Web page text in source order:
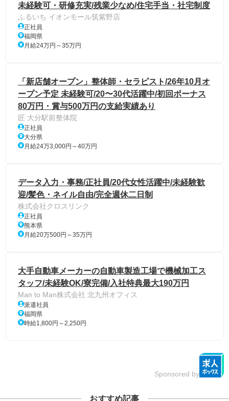
未経験可・研修充実/残業少なめ/住宅手当・社宅制度
ふるいち イオンモール筑紫野店
正社員
福岡県
月給24万円～35万円
「新店舗オープン」整体師・セラピスト/26年10月オ
ープン予定 未経験可/20〜30代活躍中/初回ボーナス
80万円・賞与500万円の支給実績あり
匠 大分駅前整体院
正社員
大分県
月給24万3,000円～40万円
データ入力・事務/正社員/20代女性活躍中/未経験歓
迎/髪色・ネイル自由/完全週休二日制
株式会社クロスリンク
正社員
熊本県
月給20万500円～35万円
大手自動車メーカーの自動車製造工場で機械加工ス
タッフ/未経験OK/寮完備/入社特典最大190万円
Man to Man株式会社 北九州オフィス
派遣社員
福岡県
時給1,800円～2,250円
Sponsored by
おすすめ記事